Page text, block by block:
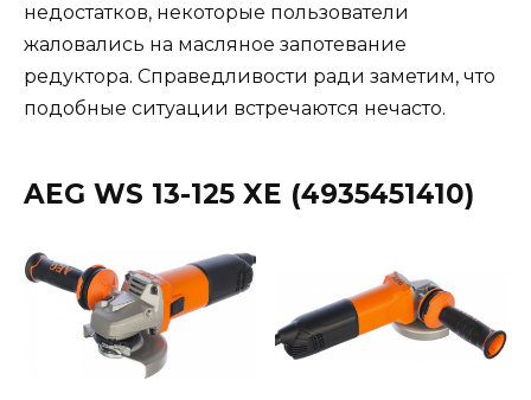
недостатков, некоторые пользователи
жаловались на масляное запотевание
редуктора. Справедливости ради заметим, что
подобные ситуации встречаются нечасто.
AEG WS 13-125 XE (4935451410)